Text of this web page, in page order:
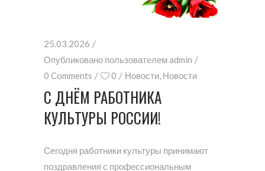
25.03.2026
Опубликовано пользователемadmin
0 Comments
0 Новости, Новости
С ДНЁМ РАБОТНИКА
КУЛЬТУРЫ РОССИИ!
Сегодня работники культуры принимают
поздравления с профессиональным